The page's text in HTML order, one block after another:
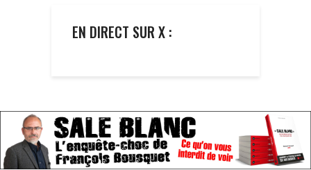
EN DIRECT SUR X :